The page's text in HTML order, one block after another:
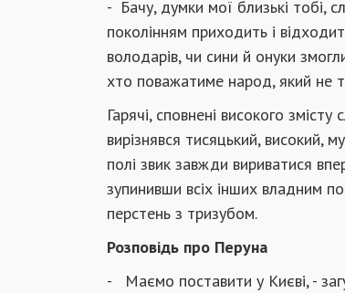
- Бачу, думки мої близькі тобі,
поколінням прихо­дить і
володарів, чи сини й онуки
хто поважатиме народ, який не
Гарячі, сповнені високого
вирізнявся тисяцький, високий,
полі звик завжди вириватися
зупинив­ши всіх інших владним
перстень з тризубом.
Розповідь про Перуна
- Маємо поставити у Києві, -